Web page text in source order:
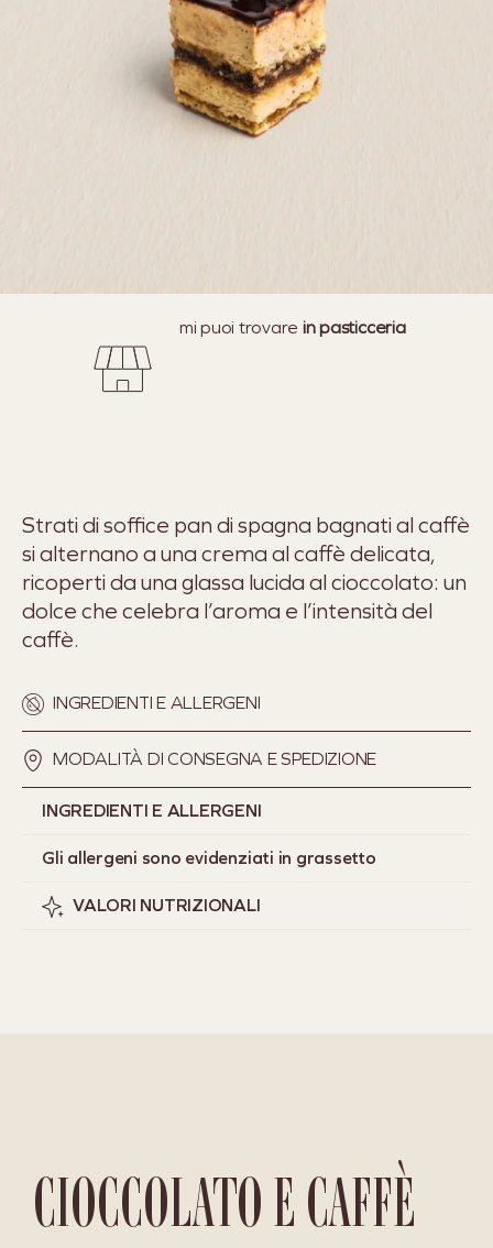
mi puoi trovare in pasticceria
Strati di soffice pan di spagna bagnati al caffè
si alternano a una crema al caffè delicata,
ricoperti da una glassa lucida al cioccolato: un
dolce che celebra l’aroma e l’intensità del
caffè.
INGREDIENTI E ALLERGENI
MODALITÀ DI CONSEGNA E SPEDIZIONE
INGREDIENTI E ALLERGENI
Gli allergeni sono evidenziati in grassetto
VALORI NUTRIZIONALI
CIOCCOLATO E CAFFÈ